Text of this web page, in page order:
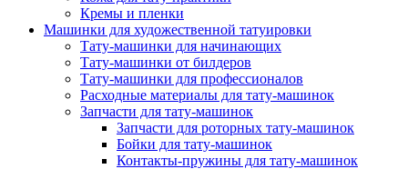
Кремы и пленки
Машинки для художественной татуировки
Тату-машинки для начинающих
Тату-машинки от билдеров
Тату-машинки для профессионалов
Расходные материалы для тату-машинок
Запчасти для тату-машинок
Запчасти для роторных тату-машинок
Бойки для тату-машинок
Контакты-пружины для тату-машинок